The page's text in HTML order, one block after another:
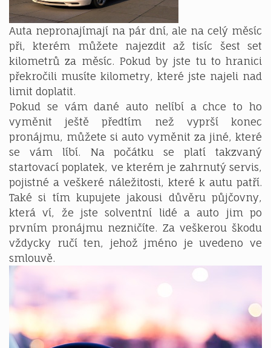
Auta nepronajímají na pár dní, ale na celý měsíc
při, kterém můžete najezdit až tisíc šest set
kilometrů za měsíc. Pokud by jste tu to hranici
překročili musíte kilometry, které jste najeli nad
limit doplatit.
Pokud se vám dané auto nelíbí a chce to ho
vyměnit ještě předtím než vyprší konec
pronájmu, můžete si auto vyměnit za jiné, které
se vám líbí. Na počátku se platí takzvaný
startovací poplatek, ve kterém je zahrnutý servis,
pojistné a veškeré náležitosti, které k autu patří.
Také si tím kupujete jakousi důvěru půjčovny,
která ví, že jste solventní lidé a auto jim po
prvním pronájmu nezničíte. Za veškerou škodu
vždycky ručí ten, jehož jméno je uvedeno ve
smlouvě.